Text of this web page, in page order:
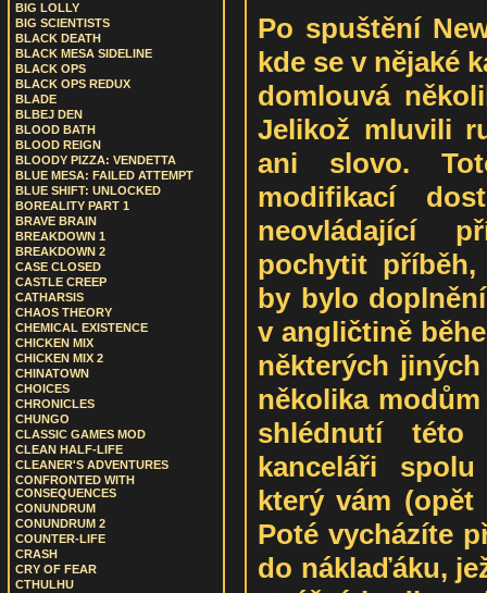
BIG LOLLY
BIG SCIENTISTS
BLACK DEATH
BLACK MESA SIDELINE
BLACK OPS
BLACK OPS REDUX
BLADE
BLBEJ DEN
BLOOD BATH
BLOOD REIGN
BLOODY PIZZA: VENDETTA
BLUE MESA: FAILED ATTEMPT
BLUE SHIFT: UNLOCKED
BOREALITY PART 1
BRAVE BRAIN
BREAKDOWN 1
BREAKDOWN 2
CASE CLOSED
CASTLE CREEP
CATHARSIS
CHAOS THEORY
CHEMICAL EXISTENCE
CHICKEN MIX
CHICKEN MIX 2
CHINATOWN
CHOICES
CHRONICLES
CHUNGO
CLASSIC GAMES MOD
CLEAN HALF-LIFE
CLEANER'S ADVENTURES
CONFRONTED WITH
CONSEQUENCES
CONUNDRUM
CONUNDRUM 2
COUNTER-LIFE
CRASH
CRY OF FEAR
CTHULHU
Po spuštění
kde se v nějaké
domlouvá
Jelikož mluvili
ani slovo.
modifikací
neovládající
pochytit
by bylo
v angličtině
některých
několika
shlédnutí
kanceláři
který vám (opět
Poté vycházíte
do náklaďáku,